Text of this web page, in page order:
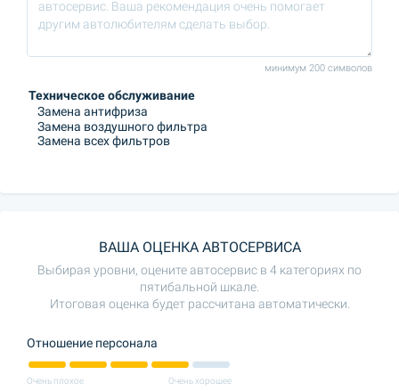
минимум 200 символов
ВАША ОЦЕНКА АВТОСЕРВИСА
Выбирая уровни, оцените автосервис в 4 категориях по
пятибальной шкале.
Итоговая оценка будет рассчитана автоматически.
Отношение персонала
Очень плохое Очень хорошее